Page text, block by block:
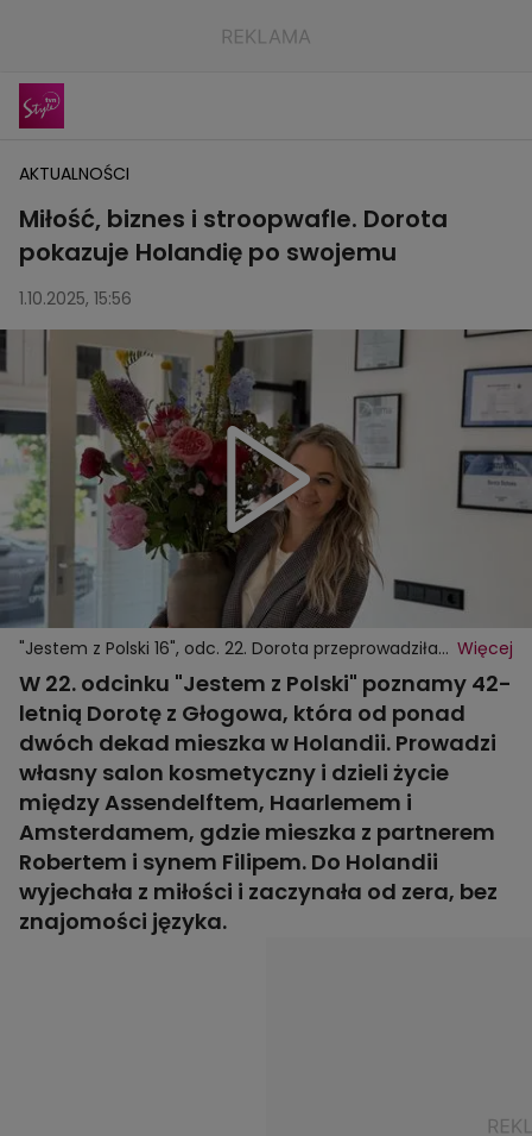
AKTUALNOŚCI
Miłość, biznes i stroopwafle. Dorota
pokazuje Holandię po swojemu
1.10.2025, 15:56
"Jestem z Polski 16", odc. 22. Dorota przeprowadziła
się z Głogowa do Holandii
Więcej
W 22. odcinku "Jestem z Polski" poznamy 42-
letnią Dorotę z Głogowa, która od ponad
dwóch dekad mieszka w Holandii. Prowadzi
własny salon kosmetyczny i dzieli życie
między Assendelftem, Haarlemem i
Amsterdamem, gdzie mieszka z partnerem
Robertem i synem Filipem. Do Holandii
wyjechała z miłości i zaczynała od zera, bez
znajomości języka.